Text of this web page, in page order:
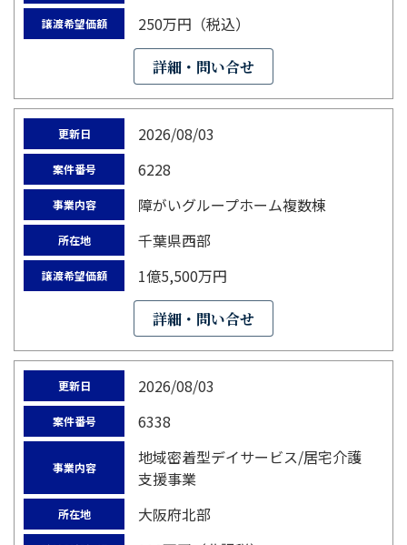
譲渡希望価額 250万円（税込）
詳細・問い合せ
更新日 2026/08/03
案件番号 6228
事業内容 障がいグループホーム複数棟
所在地 千葉県西部
譲渡希望価額 1億5,500万円
詳細・問い合せ
更新日 2026/08/03
案件番号 6338
事業内容
地域密着型デイサービス/居宅介護
支援事業
所在地 大阪府北部